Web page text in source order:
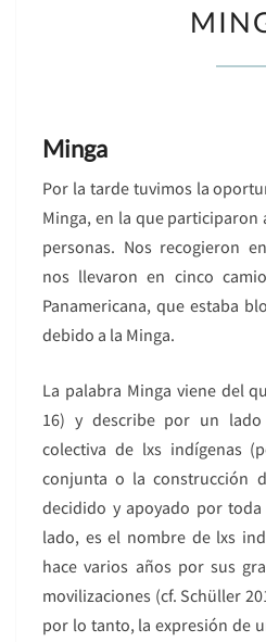
Minga
Por la tarde tuvimos la
Minga, en la que participaron
personas. Nos recogieron
nos llevaron en cinco
Panamericana, que estaba
debido a la Minga.
La palabra Minga viene del
16) y describe por un
colectiva de lxs indígenas
conjunta o la construcción
decidido y apoyado por
lado, es el nombre de lxs
hace varios años por sus
movilizaciones (cf. Schüller
por lo tanto, la expresión de